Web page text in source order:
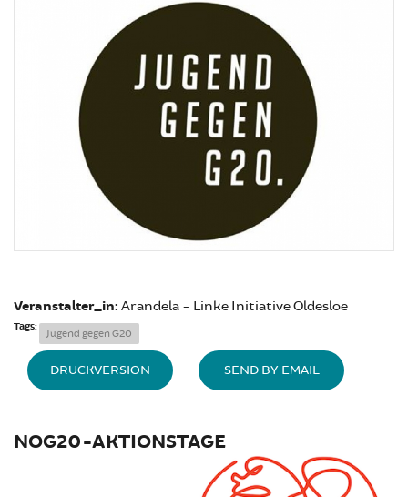
Veranstalter_in: Arandela - Linke Initiative Oldesloe
Tags:
Jugend gegen G20
DRUCKVERSION SEND BY EMAIL
NOG20-AKTIONSTAGE